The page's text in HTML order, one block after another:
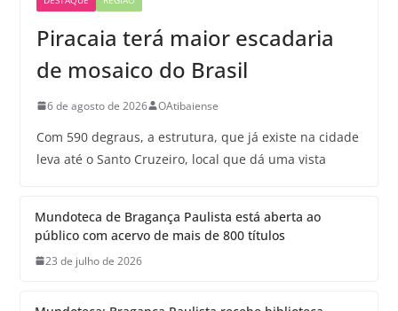
Piracaia terá maior escadaria
de mosaico do Brasil
6 de agosto de 2026 OAtibaiense
Com 590 degraus, a estrutura, que já existe na cidade
leva até o Santo Cruzeiro, local que dá uma vista
Mundoteca de Bragança Paulista está aberta ao
público com acervo de mais de 800 títulos
23 de julho de 2026